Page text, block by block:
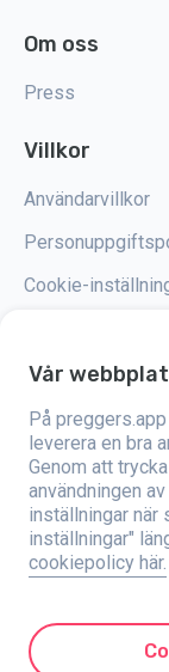
Om oss
Press
Villkor
Användarvillkor
Cookie-
Preggers är en app
2017. Målet med
nyblivna föräldrar
samarbeten med
har använts av över
upplevelse där man
anpassade för varje
föräldrar genom att
familjekalender att
mångfald och
Stroller AB är
erbjudanden för att
Vår
På
leverera en bra
Genom att
användningen
inställningar när
inställningar"
cookiepolicy här.